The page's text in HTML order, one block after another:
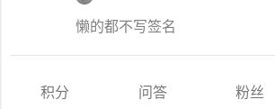
懒的都不写签名
积分 问答 粉丝